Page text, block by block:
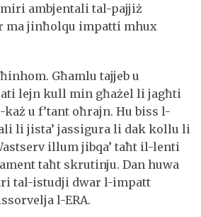
ambjentali tal-pajjiż
ma jinħolqu impatti mhux
Għamlu tajjeb u
lejn kull min għażel li jagħti
u f’tant oħrajn. Hu biss l-
li jista’ jassigura li dak kollu li
illum jibqa’ taħt il-lenti
taħt skrutinju. Dan huwa
tal-istudji dwar l-impatt
l-ERA.